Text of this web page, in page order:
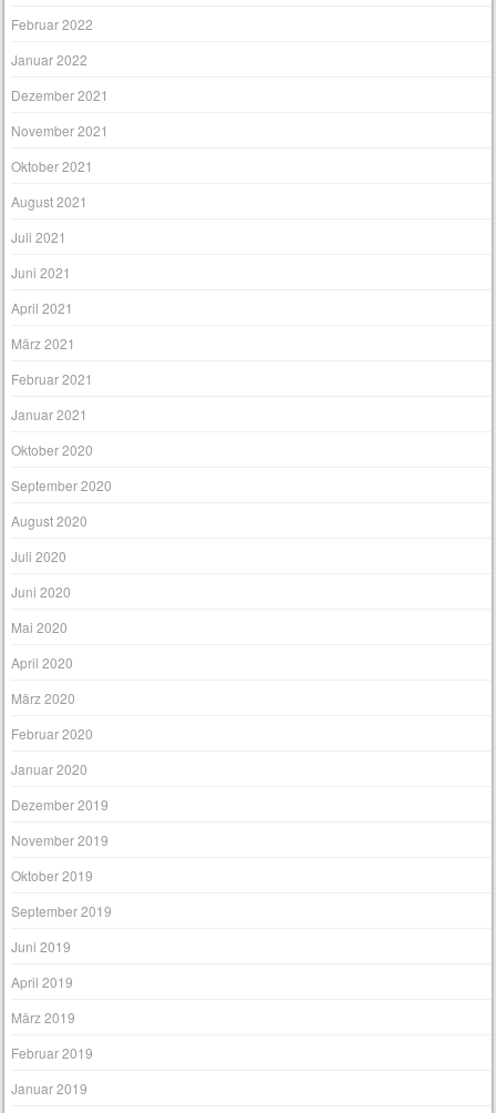
Februar 2022
Januar 2022
Dezember 2021
November 2021
Oktober 2021
August 2021
Juli 2021
Juni 2021
April 2021
März 2021
Februar 2021
Januar 2021
Oktober 2020
September 2020
August 2020
Juli 2020
Juni 2020
Mai 2020
April 2020
März 2020
Februar 2020
Januar 2020
Dezember 2019
November 2019
Oktober 2019
September 2019
Juni 2019
April 2019
März 2019
Februar 2019
Januar 2019